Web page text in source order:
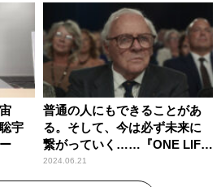
宇
普通の人にもできることがあ
る。そして、今は必ず未来に
繋がっていく……『ONE LIFE
奇跡が繋いだ6000の命』
2024.06.21